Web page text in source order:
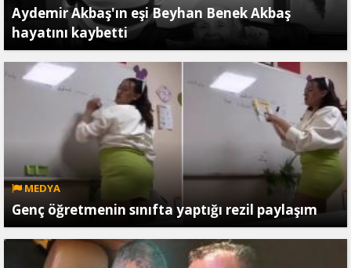
Aydemir Akbaş'ın eşi Beyhan Benek Akbaş
hayatını kaybetti
MEDYA
Genç öğretmenin sınıfta yaptığı rezil paylaşım